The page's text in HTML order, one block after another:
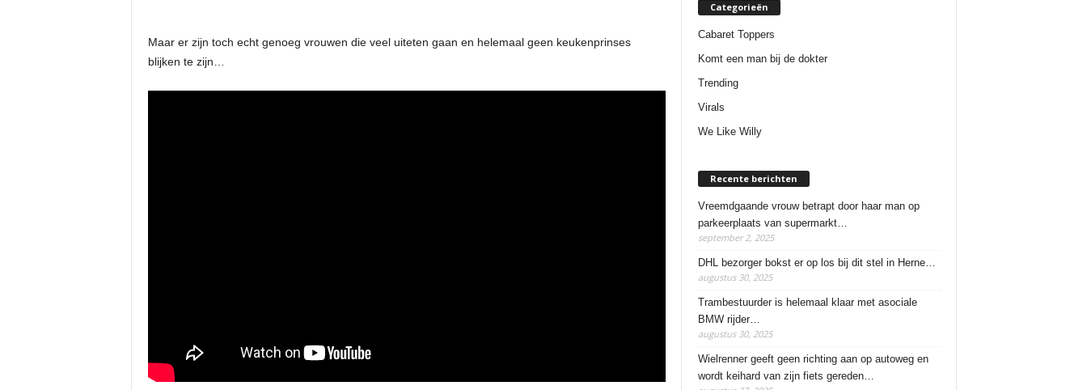
Maar er zijn toch echt genoeg vrouwen die veel uiteten gaan en helemaal geen keukenprinses
blijken te zijn…
Categorieën
Cabaret Toppers
Komt een man bij de dokter
Trending
Virals
We Like Willy
Recente berichten
Vreemdgaande vrouw betrapt door haar man op
parkeerplaats van supermarkt…
september 2, 2025
DHL bezorger bokst er op los bij dit stel in Herne…
augustus 30, 2025
Trambestuurder is helemaal klaar met asociale
BMW rijder…
augustus 30, 2025
Wielrenner geeft geen richting aan op autoweg en
wordt keihard van zijn fiets gereden…